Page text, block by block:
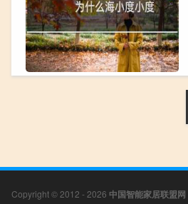
Copyright © 2012 - 2026 中国智能家居联盟网